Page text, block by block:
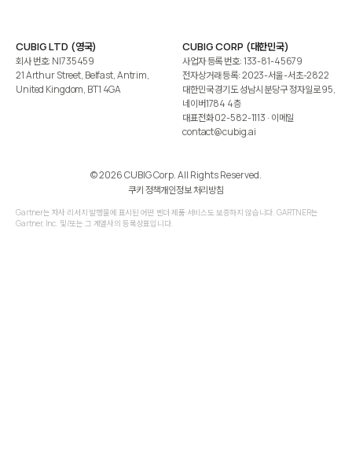
CUBIG LTD (영국)
회사 번호: NI735459
21 Arthur Street, Belfast, Antrim,
United Kingdom, BT1 4GA
CUBIG CORP (대한민국)
사업자 등록 번호: 133-81-45679
전자상거래 등록: 2023-서울-서초-2822
대한민국 경기도 성남시 분당구 정자일로 95,
네이버1784 4층
대표전화02-582-1113 · 이메일
contact@cubig.ai
©️ 2026 CUBIG Corp. All Rights Reserved.
쿠키 정책개인정보 처리방침
Gartner는 자사 리서치 발행물에 표시된 어떤 벤더·제품·서비스도 보증하지 않습니다. GARTNER는
Gartner, Inc. 및/또는 그 계열사의 등록상표입니다.